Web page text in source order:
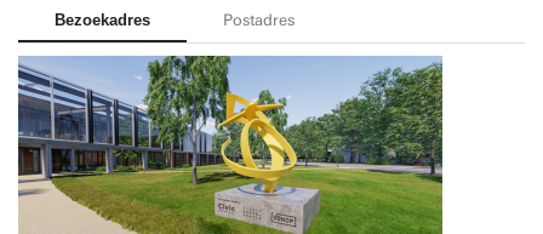
Bezoekadres Postadres